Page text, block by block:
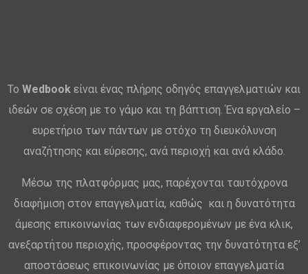
Το Wedbook είναι ένας πλήρης οδηγός επαγγελματιών και
ιδεών σε σχέση με το γάμο και τη βάπτιση. Ένα εργαλείο –
ευρετήριο των πάντων με στόχο τη διευκόλυνση
αναζήτησης και εύρεσης, ανά περιοχή και ανά κλάδο.
Μέσω της πλατφόρμας μας, παρέχονται ταυτόχρονα
διαφήμιση στον επαγγελματία, καθώς και η δυνατότητα
άμεσης επικοινωνίας των ενδιαφερομένων με ένα κλικ,
ανεξαρτήτου περιοχής, προσφέροντας την δυνατότητα εξ’
αποστάσεως επικοινωνίας με όποιον επαγγελματία